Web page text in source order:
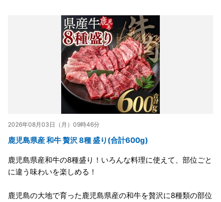
2026年08月03日（月）09時46分
鹿児島県産 和牛 贅沢 8種 盛り(合計600g)
鹿児島県産和牛の8種盛り！いろんな料理に使えて、部位ごと
に違う味わいを楽しめる！
鹿児島の大地で育った鹿児島県産の和牛を贅沢に8種類の部位